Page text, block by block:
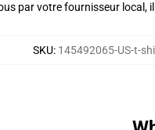
par votre fournisseur local,
SKU: 145492065-US-t-